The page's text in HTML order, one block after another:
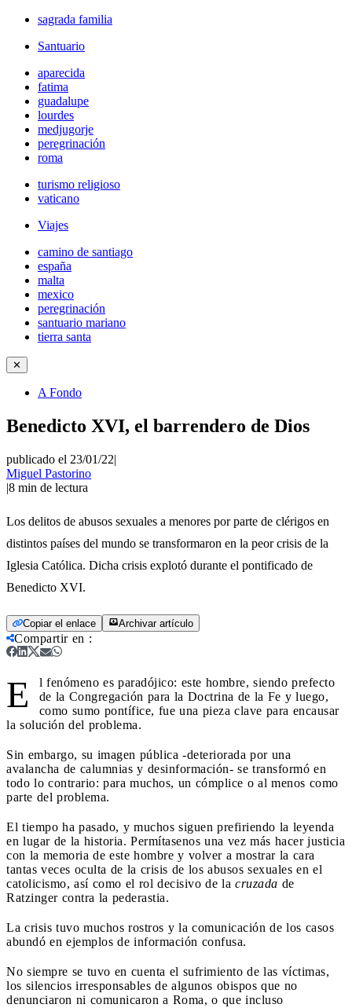
sagrada familia
Santuario
aparecida
fatima
guadalupe
lourdes
medjugorje
peregrinación
roma
turismo religioso
vaticano
Viajes
camino de santiago
españa
malta
mexico
peregrinación
santuario mariano
tierra santa
✕
A Fondo
Benedicto XVI, el barrendero de Dios
publicado el 23/01/22|
Miguel Pastorino
|8 min de lectura
Los delitos de abusos sexuales a menores por parte de clérigos en
distintos países del mundo se transformaron en la peor crisis de la
Iglesia Católica. Dicha crisis explotó durante el pontificado de
Benedicto XVI.
Copiar el enlace Archivar artículo
Compartir en :
E
l fenómeno es paradójico: este hombre, siendo prefecto
de la Congregación para la Doctrina de la Fe y luego,
como sumo pontífice, fue una pieza clave para encausar
la solución del problema.
Sin embargo, su imagen pública -deteriorada por una
avalancha de calumnias y desinformación- se transformó en
todo lo contrario: para muchos, un cómplice o al menos como
parte del problema.
El tiempo ha pasado, y muchos siguen prefiriendo la leyenda
en lugar de la historia. Permítasenos una vez más hacer justicia
con la memoria de este hombre y volver a mostrar la cara
tantas veces oculta de la crisis de los abusos sexuales en el
catolicismo, así como el rol decisivo de la cruzada de
Ratzinger contra la pederastia.
La crisis tuvo muchos rostros y la comunicación de los casos
abundó en ejemplos de información confusa.
No siempre se tuvo en cuenta el sufrimiento de las víctimas,
los silencios irresponsables de algunos obispos que no
denunciaron ni comunicaron a Roma, o que incluso